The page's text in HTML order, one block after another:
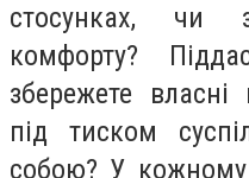
стосунках, чи
комфорту?
збережете власні
під тиском
собою? У кожному